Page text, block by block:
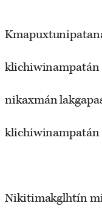
nikaxmán
Nikitimakglhtín